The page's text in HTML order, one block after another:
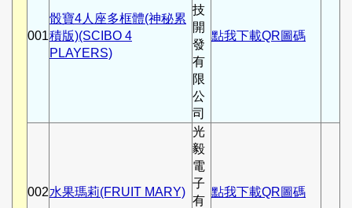
001
骰寶4人座多框體(神秘累
積版)(SCIBO 4
PLAYERS)
技
開
發
有
限
公
司
點我下載QR圖碼
002水果瑪莉(FRUIT MARY)
光
毅
電
子
有
點我下載QR圖碼